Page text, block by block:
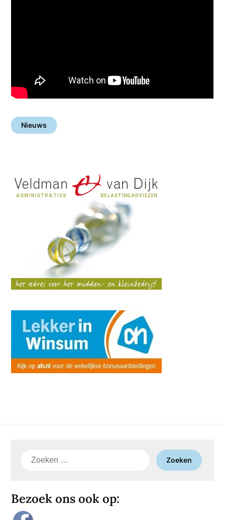
Nieuws
Zoeken
Bezoek ons ook op: